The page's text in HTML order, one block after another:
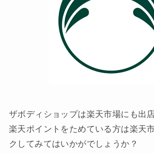
ザボディショップは楽天市場にも出
楽天ポイントをためている方は楽天
クしてみてはいかがでしょうか？